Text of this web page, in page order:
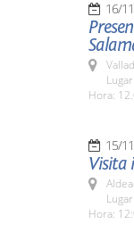
16/
Hora:
15/
Visita
Hora: